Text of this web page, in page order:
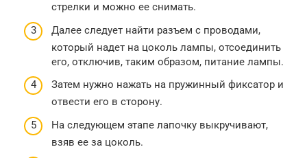
стрелки и можно ее снимать.
Далее следует найти разъем с проводами,
который надет на цоколь лампы, отсоединить
его, отключив, таким образом, питание лампы.
Затем нужно нажать на пружинный фиксатор и
отвести его в сторону.
На следующем этапе лапочку выкручивают,
взяв ее за цоколь.